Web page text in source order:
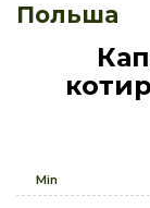
Польша
Min